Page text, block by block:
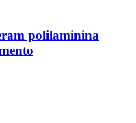
polilaminina